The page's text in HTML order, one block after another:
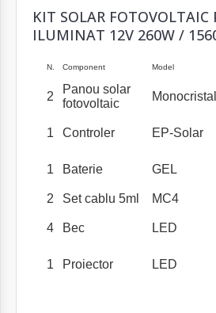
KIT SOLAR FOTOVOLTAIC
ILUMINAT 12V 260W /
N. Component Model
2
Panou solar
fotovoltaic
1 Controler EP-Solar
1 Baterie GEL
2
Set cablu 5ml MC4
4 Bec LED
1 Proiector LED